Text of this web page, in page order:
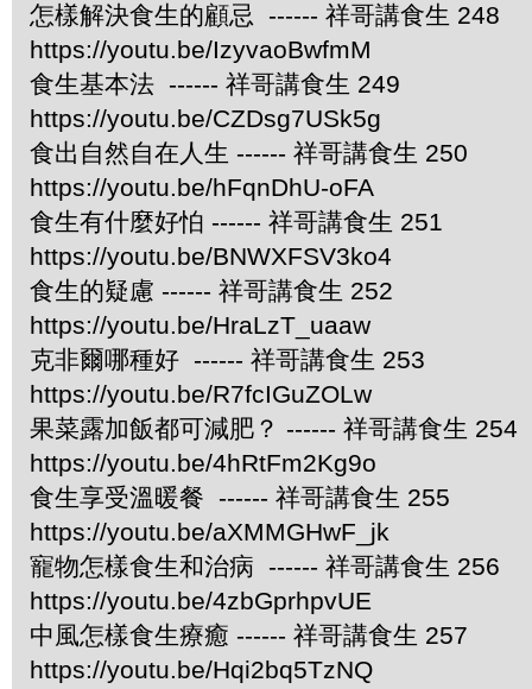
怎樣解決食生的顧忌 ------ 祥哥講食生 248
https://youtu.be/IzyvaoBwfmM
食生基本法 ------ 祥哥講食生 249
https://youtu.be/CZDsg7USk5g
食出自然自在人生 ------ 祥哥講食生 250
https://youtu.be/hFqnDhU-oFA
食生有什麼好怕 ------ 祥哥講食生 251
https://youtu.be/BNWXFSV3ko4
食生的疑慮 ------ 祥哥講食生 252
https://youtu.be/HraLzT_uaaw
克非爾哪種好 ------ 祥哥講食生 253
https://youtu.be/R7fcIGuZOLw
果菜露加飯都可減肥？ ------ 祥哥講食生 254
https://youtu.be/4hRtFm2Kg9o
食生享受溫暖餐 ------ 祥哥講食生 255
https://youtu.be/aXMMGHwF_jk
寵物怎樣食生和治病 ------ 祥哥講食生 256
https://youtu.be/4zbGprhpvUE
中風怎樣食生療癒 ------ 祥哥講食生 257
https://youtu.be/Hqi2bq5TzNQ